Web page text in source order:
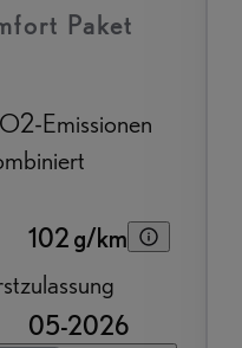
Paket
Emissionen
102 g/km
05-2026